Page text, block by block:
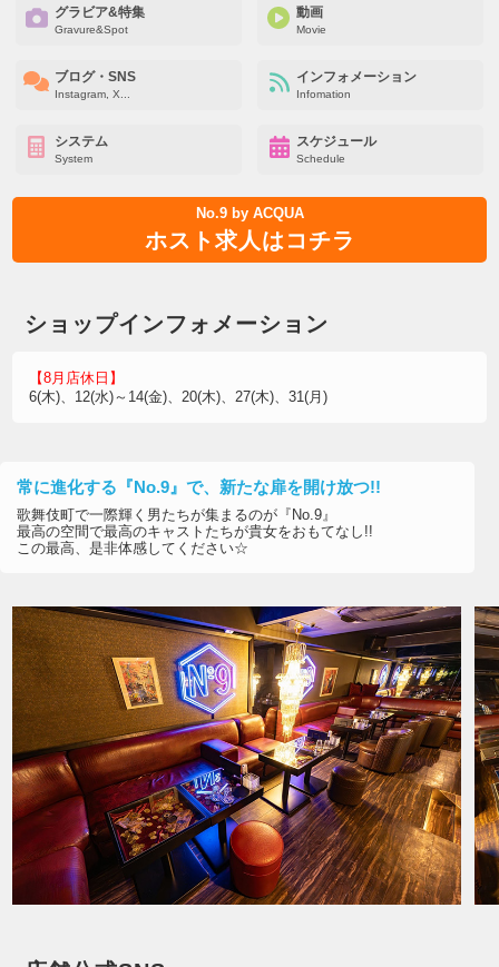
グラビア&特集
Gravure&Spot
動画
Movie
ブログ・SNS
Instagram, X...
インフォメーション
Infomation
システム
System
スケジュール
Schedule
No.9 by ACQUA
ホスト求人はコチラ
ショップインフォメーション
【8月店休日】
6(木)、12(水)～14(金)、20(木)、27(木)、31(月)
常に進化する『No.9』で、新たな扉を開け放つ!!
歌舞伎町で一際輝く男たちが集まるのが『No.9』
最高の空間で最高のキャストたちが貴女をおもてなし!!
この最高、是非体感してください☆